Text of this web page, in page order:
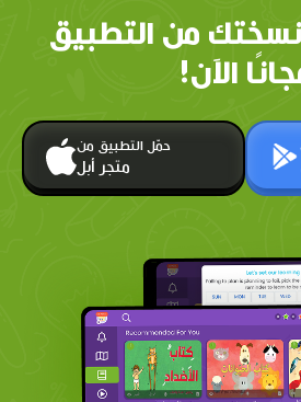
من التطبيق
الآن!
حمّل التطبيق من
متجر أبل